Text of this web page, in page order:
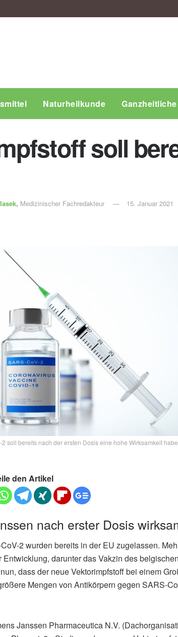
Naturheilkunde
soll
Medizinischer Fachredakteur
15. Januar 2021
soll bereits nach der ersten Dosis eine hohe Wirksamkeit
den Artikel
nach erster Dosis
2 wurden bereits in der EU zugelassen.
darunter das Vakzin des belgischen
dass der neue Vektorimpfstoff bei einem
Mengen von Antikörpern gegen SARS-
Janssen Pharmaceutica N.V.